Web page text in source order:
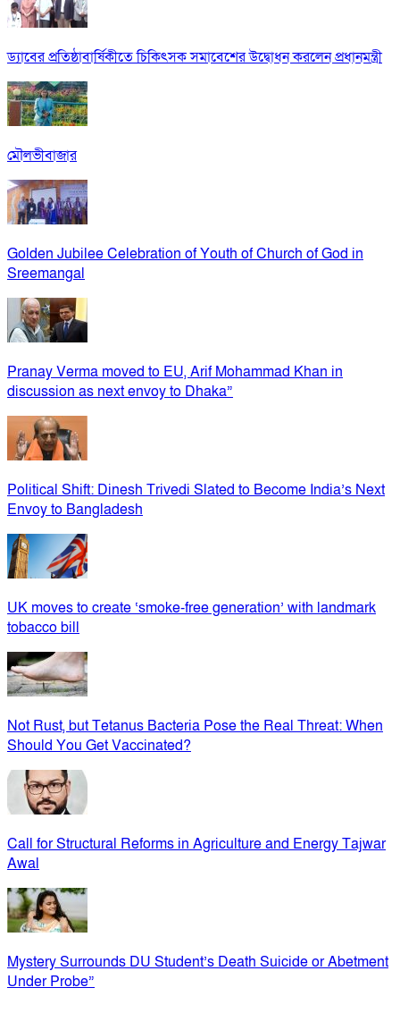
ড্যাবের প্রতিষ্ঠাবার্ষিকীতে চিকিৎসক সমাবেশের উদ্বোধন করলেন প্রধানমন্ত্রী
মৌলভীবাজার
Golden Jubilee Celebration of Youth of Church of God in
Sreemangal
Pranay Verma moved to EU, Arif Mohammad Khan in
discussion as next envoy to Dhaka”
Political Shift: Dinesh Trivedi Slated to Become India’s Next
Envoy to Bangladesh
UK moves to create ‘smoke-free generation’ with landmark
tobacco bill
Not Rust, but Tetanus Bacteria Pose the Real Threat: When
Should You Get Vaccinated?
Call for Structural Reforms in Agriculture and Energy Tajwar
Awal
Mystery Surrounds DU Student’s Death Suicide or Abetment
Under Probe”